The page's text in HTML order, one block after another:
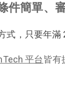
件簡單、
式，只要年滿
平台 皆有